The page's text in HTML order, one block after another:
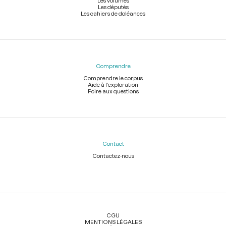
Les députés
Les cahiers de doléances
Comprendre
Comprendre le corpus
Aide à l'exploration
Foire aux questions
Contact
Contactez-nous
Légal
CGU
MENTIONS LÉGALES